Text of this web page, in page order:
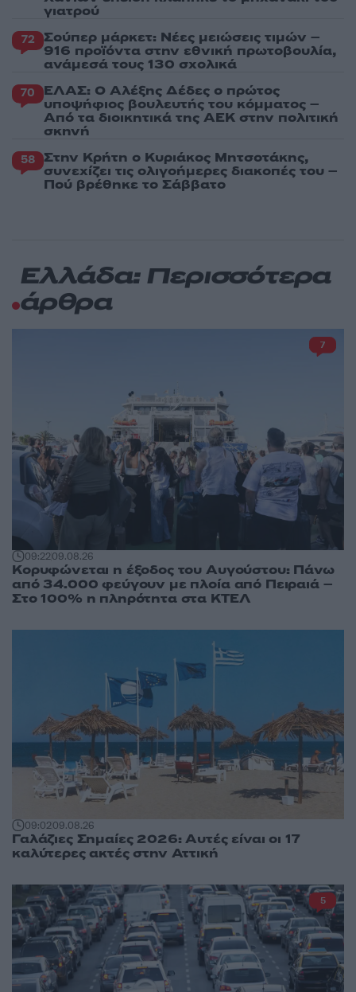
γιατρού
72 Σούπερ μάρκετ: Νέες μειώσεις τιμών –
916 προϊόντα στην εθνική πρωτοβουλία,
ανάμεσά τους 130 σχολικά
70 ΕΛΑΣ: Ο Αλέξης Δέδες ο πρώτος
υποψήφιος βουλευτής του κόμματος –
Από τα διοικητικά της ΑΕΚ στην πολιτική
σκηνή
58 Στην Κρήτη ο Κυριάκος Μητσοτάκης,
συνεχίζει τις ολιγοήμερες διακοπές του –
Πού βρέθηκε το Σάββατο
Ελλάδα: Περισσότερα
άρθρα
09:2209.08.26
Κορυφώνεται η έξοδος του Αυγούστου: Πάνω
από 34.000 φεύγουν με πλοία από Πειραιά –
Στο 100% η πληρότητα στα ΚΤΕΛ
7
09:0209.08.26
Γαλάζιες Σημαίες 2026: Αυτές είναι οι 17
καλύτερες ακτές στην Αττική
5